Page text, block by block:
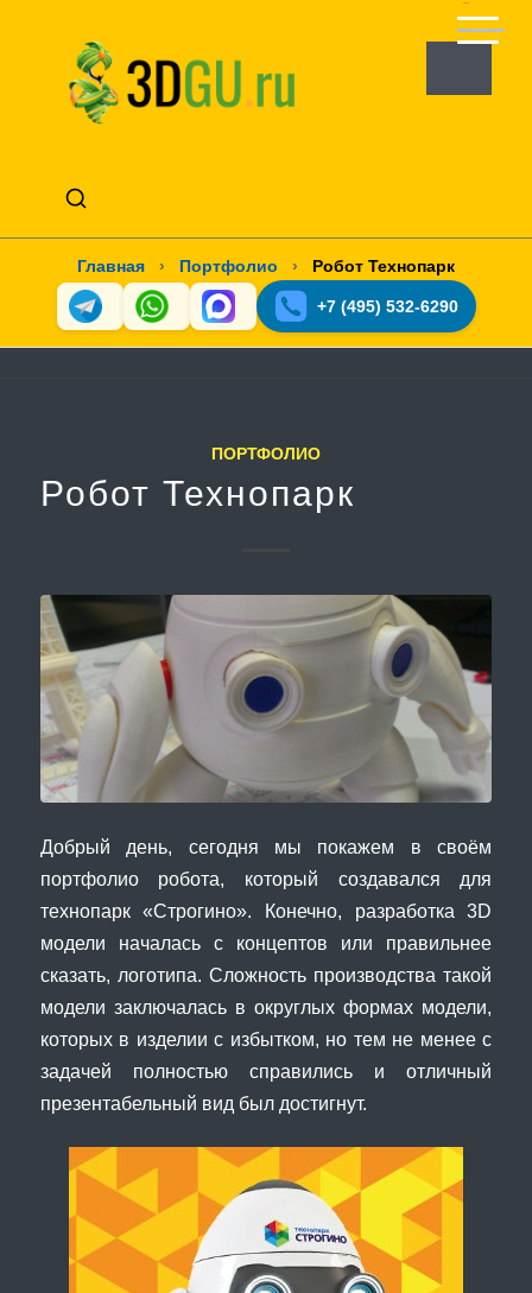
Главная › Портфолио › Робот Технопарк
+7 (495) 532-6290
ПОРТФОЛИО
Робот Технопарк
Добрый день, сегодня мы покажем в своём
портфолио робота, который создавался для
технопарк «Строгино». Конечно, разработка 3D
модели началась с концептов или правильнее
сказать, логотипа. Сложность производства такой
модели заключалась в округлых формах модели,
которых в изделии с избытком, но тем не менее с
задачей полностью справились и отличный
презентабельный вид был достигнут.